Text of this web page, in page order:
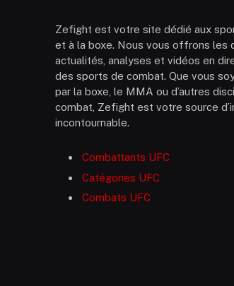
Zefight est votre site dédié aux
et à la boxe. Nous vous offrons les
actualités, analyses et vidéos en
des sports de combat. Que vous
par la boxe, le MMA ou d’autres
combat, Zefight est votre source
incontournable.
Combattants UFC
Catégories UFC
Combats UFC